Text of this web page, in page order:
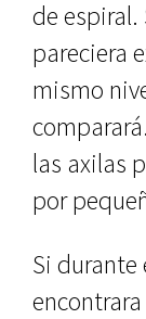
de espiral.
pareciera
mismo
las axilas
por
Si durante